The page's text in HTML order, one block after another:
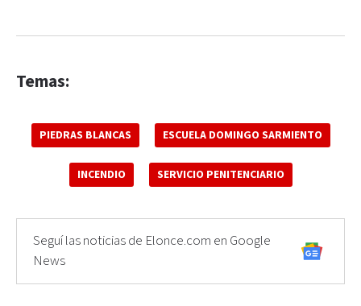
Temas:
PIEDRAS BLANCAS ESCUELA DOMINGO SARMIENTO
INCENDIO SERVICIO PENITENCIARIO
Seguí las noticias de Elonce.com en Google
News